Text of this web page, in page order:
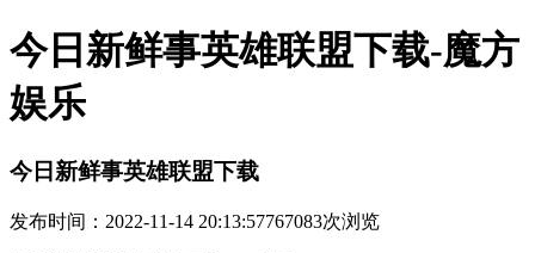
今日新鲜事英雄联盟下载-魔方
娱乐
今日新鲜事英雄联盟下载
发布时间：2022-11-14 20:13:57767083次浏览